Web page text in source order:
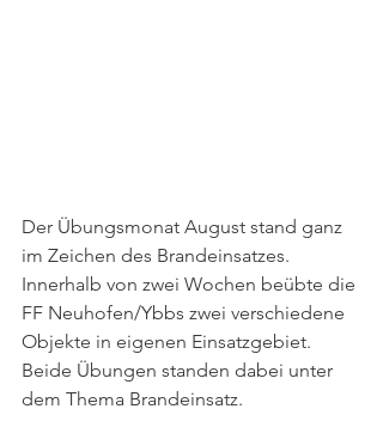
Der Übungsmonat August stand ganz
im Zeichen des Brandeinsatzes.
Innerhalb von zwei Wochen beübte die
FF Neuhofen/Ybbs zwei verschiedene
Objekte in eigenen Einsatzgebiet.
Beide Übungen standen dabei unter
dem Thema Brandeinsatz.